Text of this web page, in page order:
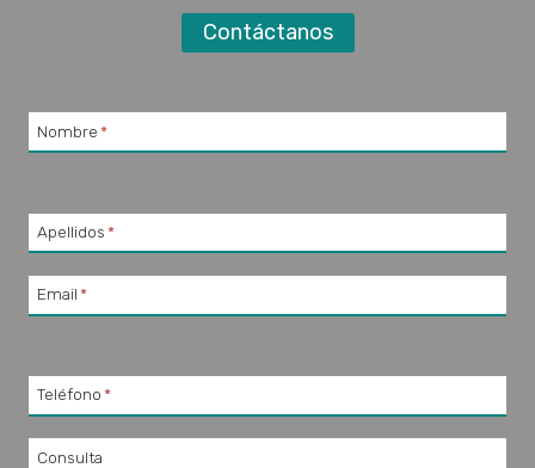
Contáctanos
Nombre *
Apellidos *
Email *
Teléfono *
Consulta